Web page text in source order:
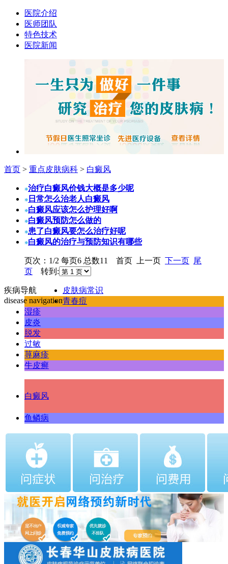
医院介绍
医师团队
特色技术
医院新闻
首页 > 重点皮肤病科 > 白癜风
治疗白癜风价钱大概是多少呢
日常怎么治老人白癜风
白癜风应该怎么护理好啊
白癜风预防怎么做的
患了白癜风要怎么治疗好呢
白癜风的治疗与预防知识有哪些
页次：1/2 每页6 总数11 首页 上一页 下一页 尾
页 转到:
疾病导航
disease navigation
皮肤病常识
青春痘
湿疹
皮炎
脱发
过敏
荨麻疹
牛皮癣
白癜风
鱼鳞病